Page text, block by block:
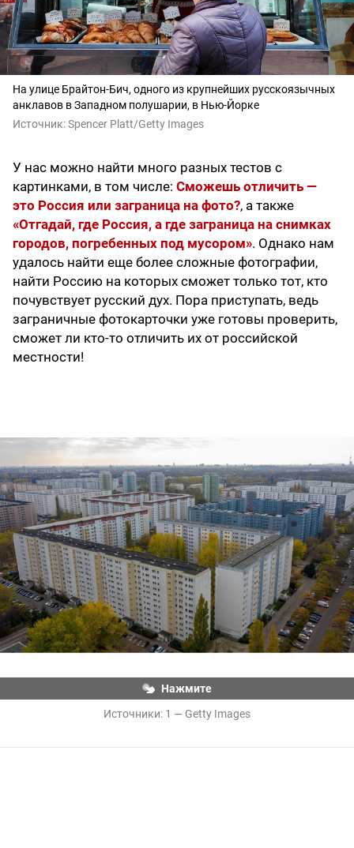
На улице Брайтон-Бич, одного из крупнейших русскоязычных
анклавов в Западном полушарии, в Нью-Йорке
Источник:Spencer Platt/Getty Images
У нас можно найти много разных тестов с
картинками, в том числе: Сможешь отличить —
это Россия или заграница на фото?, а также
«Отгадай, где Россия, а где заграница на снимках
городов, погребенных под мусором». Однако нам
удалось найти еще более сложные фотографии,
найти Россию на которых сможет только тот, кто
почувствует русский дух. Пора приступать, ведь
заграничные фотокарточки уже готовы проверить,
сможет ли кто-то отличить их от российской
местности!
Нажмите
Марцан-Хеллерсдорф (административный округ
Берлина)
Источники: 1 — Getty Images